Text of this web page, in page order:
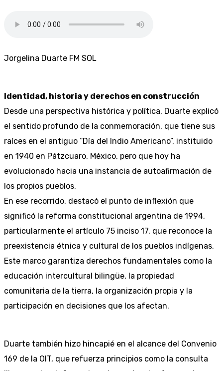
Jorgelina Duarte FM SOL
Identidad, historia y derechos en construcción
Desde una perspectiva histórica y política, Duarte explicó
el sentido profundo de la conmemoración, que tiene sus
raíces en el antiguo “Día del Indio Americano”, instituido
en 1940 en Pátzcuaro, México, pero que hoy ha
evolucionado hacia una instancia de autoafirmación de
los propios pueblos.
En ese recorrido, destacó el punto de inflexión que
significó la reforma constitucional argentina de 1994,
particularmente el artículo 75 inciso 17, que reconoce la
preexistencia étnica y cultural de los pueblos indígenas.
Este marco garantiza derechos fundamentales como la
educación intercultural bilingüe, la propiedad
comunitaria de la tierra, la organización propia y la
participación en decisiones que los afectan.
Duarte también hizo hincapié en el alcance del Convenio
169 de la OIT, que refuerza principios como la consulta